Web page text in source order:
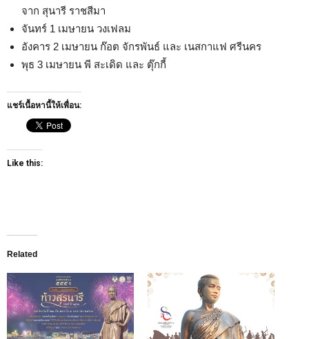
จาก สุนารี ราชสีมา
จันทร์ 1 เมษายน วงเฟลม
อังคาร 2 เมษายน ก๊อต จักรพันธ์ และ เนสกาแฟ ศรีนคร
พุธ 3 เมษายน พี สะเดิด และ ตุ๊กกี้
แชร์เนื้อหานี้ให้เพื่อน:
Like this:
Related